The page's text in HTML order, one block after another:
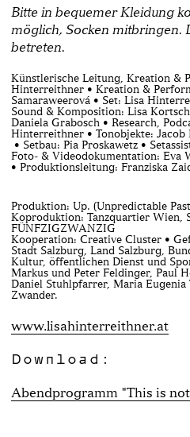
Bitte in bequemer Kleidung
möglich, Socken mitbringen.
betreten.
Künstlerische Leitung, Kreation &
Hinterreithner • Kreation &
Samaraweerová • Set: Lisa
Sound & Komposition: Lisa
Daniela Grabosch • Research,
Hinterreithner • Tonobjekte:
• Setbau: Pia Proskawetz •
Foto- & Videodokumentation: Eva
• Produktionsleitung: Franziska
Produktion: Up. (Unpredictable
Koproduktion: Tanzquartier Wien,
FÜNFZIGZWANZIG
Kooperation: Creative Cluster •
Stadt Salzburg, Land Salzburg,
Kultur, öffentlichen Dienst und
Markus und Peter Feldinger, Paul
Daniel Stuhlpfarrer, Maria
Zwander.
www.lisahinterreithner.at
Download:
Abendprogramm "This is